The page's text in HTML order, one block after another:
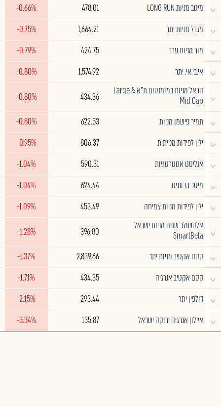
^ מיטב מניות LONG RUN 478.01
-0.66%
^ מגדל מניות יתר 1,664.21
-0.75%
^ מור מניות ערך 424.75
-0.79%
^ אי.בי.אי. יתר 1,574.92
-0.80%
^
הראל מניות במומנטום ת"א Large &
Mid Cap
434.36
-0.80%
^ תמיר פישמן מניות 622.53
-0.80%
^ ילין לפידות מנייתית 806.37
-0.95%
^ אנליסט אסטרטגיות 590.31
-1.04%
^ מיטב גז ונפט 624.44
-1.04%
^ ילין לפידות מניות צמיחה 453.49
-1.09%
^
אלטשולר שחם מניות ישראל
SmartBeta
396.80
-1.28%
^ קסם אקטיב מניות יתר 2,839.66
-1.37%
^ קסם אקטיב אנרגיה 434.35
-1.71%
^ דולפין יתר 293.44
-2.15%
^ איילון אנרגיה ירוקה ישראל 135.87
-3.34%